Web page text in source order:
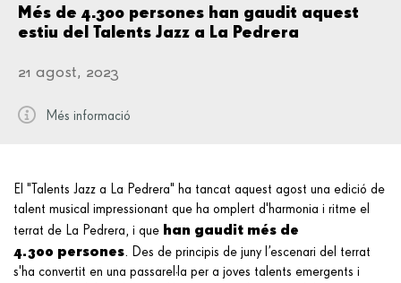
Més de 4.300 persones han gaudit aquest
estiu del Talents Jazz a La Pedrera
21 agost, 2023
Més informació
El "Talents Jazz a La Pedrera" ha tancat aquest agost una edició de
talent musical impressionant que ha omplert d'harmonia i ritme el
terrat de La Pedrera, i que han gaudit més de
4.300 persones. Des de principis de juny l’escenari del terrat
s'ha convertit en una passarel·la per a joves talents emergents i